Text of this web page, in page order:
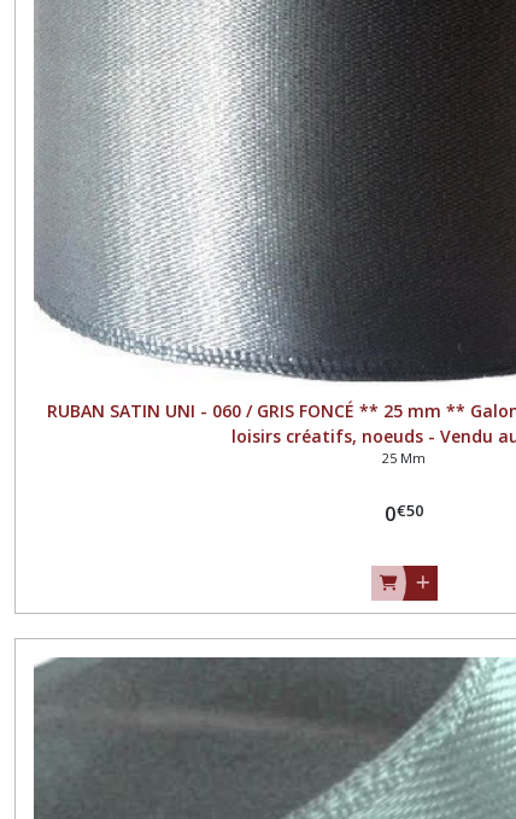
RUBAN SATIN UNI - 060 / GRIS FONCÉ ** 25 mm **
loisirs créatifs, noeuds - Vendu
25 Mm
0€50